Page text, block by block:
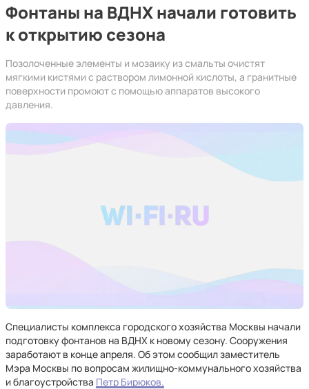
Фонтаны на ВДНХ начали готовить
к открытию сезона
Позолоченные элементы и мозаику из смальты очистят
мягкими кистями с раствором лимонной кислоты, а гранитные
поверхности промоют с помощью аппаратов высокого
давления.
Специалисты комплекса городского хозяйства Москвы начали
подготовку фонтанов на ВДНХ к новому сезону. Сооружения
заработают в конце апреля. Об этом сообщил заместитель
Мэра Москвы по вопросам жилищно-коммунального хозяйства
и благоустройства Петр Бирюков.